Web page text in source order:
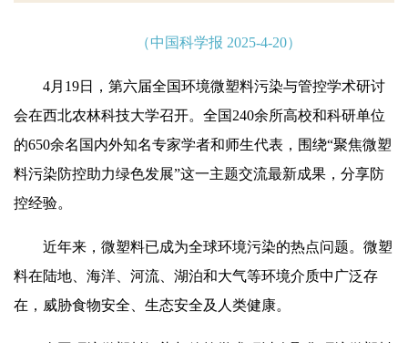
（中国科学报 2025-4-20）
4月19日，第六届全国环境微塑料污染与管控学术研讨
会在西北农林科技大学召开。全国240余所高校和科研单位
的650余名国内外知名专家学者和师生代表，围绕“聚焦微塑
料污染防控助力绿色发展”这一主题交流最新成果，分享防
控经验。
近年来，微塑料已成为全球环境污染的热点问题。微塑
料在陆地、海洋、河流、湖泊和大气等环境介质中广泛存
在，威胁食物安全、生态安全及人类健康。